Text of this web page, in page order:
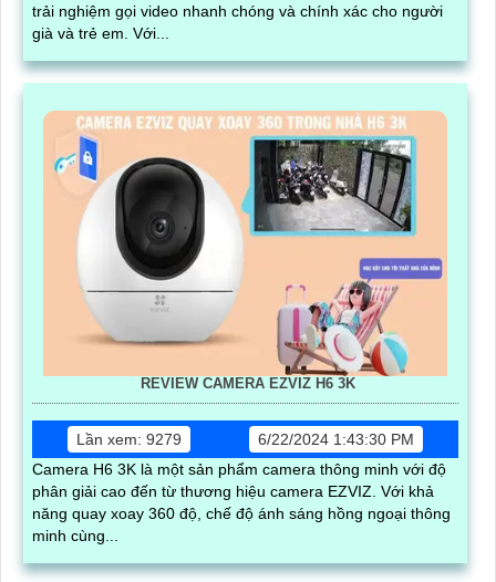
trải nghiệm gọi video nhanh chóng và chính xác cho người
già và trẻ em. Với...
REVIEW CAMERA EZVIZ H6 3K
Lần xem: 9279
6/22/2024 1:43:30 PM
Camera H6 3K là một sản phẩm camera thông minh với độ
phân giải cao đến từ thương hiệu camera EZVIZ. Với khả
năng quay xoay 360 độ, chế độ ánh sáng hồng ngoại thông
minh cùng...